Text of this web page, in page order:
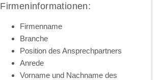
Firmeninformationen:
Firmenname
Branche
Position des Ansprechpartners
Anrede
Vorname und Nachname des